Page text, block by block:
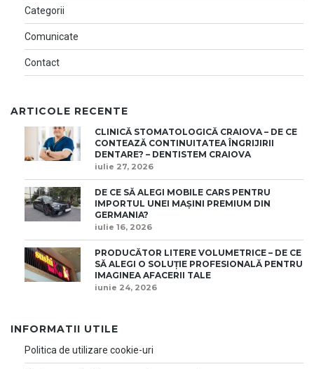
Categorii
Comunicate
Contact
ARTICOLE RECENTE
CLINICĂ STOMATOLOGICĂ CRAIOVA – DE CE
CONTEAZĂ CONTINUITATEA ÎNGRIJIRII
DENTARE? – DENTISTEM CRAIOVA
iulie 27, 2026
DE CE SĂ ALEGI MOBILE CARS PENTRU
IMPORTUL UNEI MAȘINI PREMIUM DIN
GERMANIA?
iulie 16, 2026
PRODUCĂTOR LITERE VOLUMETRICE – DE CE
SĂ ALEGI O SOLUȚIE PROFESIONALĂ PENTRU
IMAGINEA AFACERII TALE
iunie 24, 2026
INFORMATII UTILE
Politica de utilizare cookie-uri